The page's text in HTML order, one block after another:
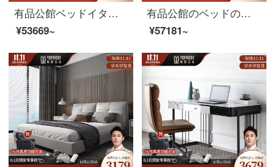
有品公館ベッドイタリアの真皮ベッドペア1.5 m皮芸床1.8デポジットの主な寝床式極簡ネット紅婚床（頭層牛革）1.5 mシングルベッド+マットレス+マットレス*2フレームワーク
¥53669~
有品公館のベッドの意味式の軽い贅沢な本革のベッドの近代的な簡単な予約の主な寝台の2人乗りの大きいベッドの1.8メートルの頭の階の牛の皮の柔らかい包みの結婚ベッド（頭の階の牛革）のシングルベッド+ゴムのマットレス+ベッドの頭台の1.8メートルの支柱の金
¥57181~